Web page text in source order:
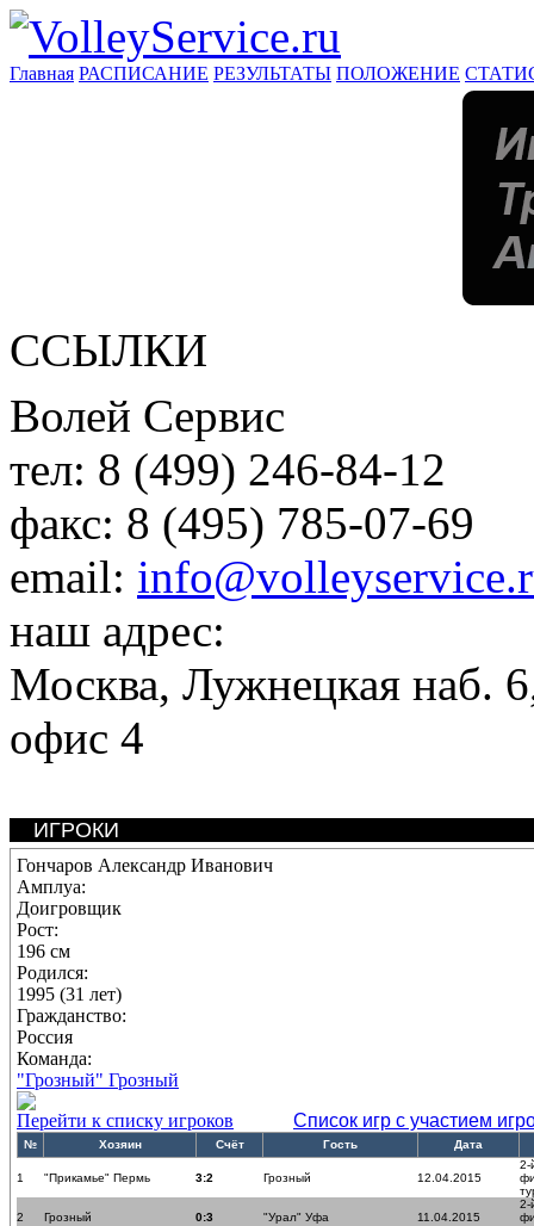
Главная РАСПИСАНИЕ РЕЗУЛЬТАТЫ ПОЛОЖЕНИЕ
ССЫЛКИ
Волей Сервис
тел: 8 (499) 246-84-12
факс: 8 (495) 785-07-69
email:
наш адрес:
Москва, Лужнецкая наб.
офис 4
ИГРОКИ
Гончаров Александр Иванович
Амплуа:
Доигровщик
Рост:
196 см
Родился:
1995 (31 лет)
Гражданство:
Россия
Команда:
"Грозный" Грозный
Перейти к списку игроков
Список игр с участием
№ Хозяин Счёт Гость Дата
1 "Прикамье" Пермь 3:2 Грозный 12.04.2015
2-
2
Грозный 0:3 "Урал" Уфа 11.04.2015
2-